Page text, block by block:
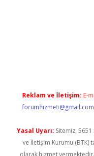
Reklam ve İletişim: E-
forumhizmeti@gmail.com
Yasal Uyarı: Sitemiz, 5651
ve İletişim Kurumu (BTK)
olarak hizmet